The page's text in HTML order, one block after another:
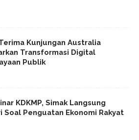
Kunjungan Australia
Transformasi Digital
Publik
KDKMP, Simak Langsung
Soal Penguatan Ekonomi Rakyat